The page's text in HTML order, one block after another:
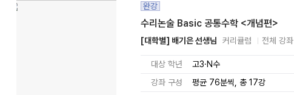
완강
수리논술 Basic 공통수학 <개념편>
[대학별] 배기은 선생님 커리큘럼 전체 강좌
대상 학년 고3·N수
강좌 구성
평균 76분씩, 총 17강